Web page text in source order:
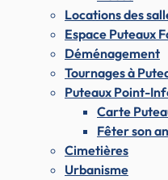
Locations des
Espace Puteaux
Déménagement
Tournages à
Puteaux Point-
Carte
Fêter son
Cimetières
Urbanisme